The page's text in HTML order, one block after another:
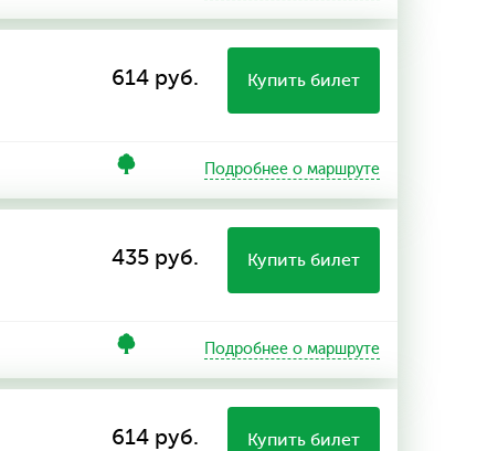
614 руб. Купить билет
Подробнее о маршруте
435 руб. Купить билет
Подробнее о маршруте
614 руб. Купить билет